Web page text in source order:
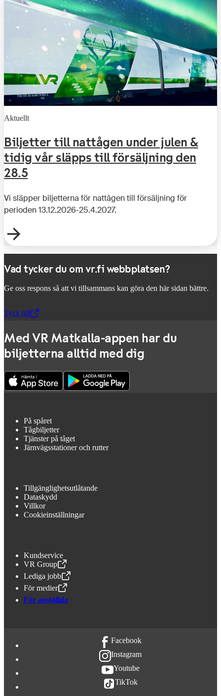
Aktuellt
Biljetter till nattågen under julen &
tidig vår släpps till försäljning den
28.5
Vi släpper biljetterna för nattågen till försäljning för
perioden 13.12.2026-25.4.2027.
Vad tycker du om vr.fi webbplatsen?
Ge oss respons så att vi tillsammans kan göra den här sidan bättre.
Tyck till
,Öppnas i en ny flik
Med VR Matkalla-appen har du
biljetterna alltid med dig
På spåret
Tågbiljetter
Tjänster på tåget
Järnvägsstationer och rutter
Tillgänglighetsutlåtande
Dataskydd
Villkor
Cookieinställningar
Kundservice
VR Group
,Öppnas i en ny flik
Lediga jobb
,Öppnas i en ny flik
För medier
,Öppnas i en ny flik
För anställda
Facebook
Instagram
Youtube
TikTok